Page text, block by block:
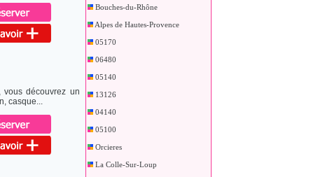
Bouches-du-Rhône
Alpes de Hautes-Provence
05170
06480
05140
13126
04140
05100
Orcieres
La Colle-Sur-Loup
découvrez un
casque...